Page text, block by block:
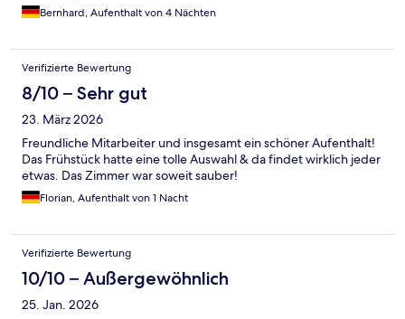
Bernhard, Aufenthalt von 4 Nächten
Verifizierte Bewertung
8/10 – Sehr gut
23. März 2026
Freundliche Mitarbeiter und insgesamt ein schöner Aufenthalt!
Das Frühstück hatte eine tolle Auswahl & da findet wirklich jeder
etwas. Das Zimmer war soweit sauber!
Florian, Aufenthalt von 1 Nacht
Verifizierte Bewertung
10/10 – Außergewöhnlich
25. Jan. 2026